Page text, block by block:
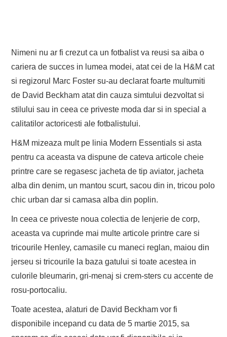
Nimeni nu ar fi crezut ca un fotbalist va reusi sa aiba o
cariera de succes in lumea modei, atat cei de la H&M cat
si regizorul Marc Foster su-au declarat foarte multumiti
de David Beckham atat din cauza simtului dezvoltat si
stilului sau in ceea ce priveste moda dar si in special a
calitatilor actoricesti ale fotbalistului.
H&M mizeaza mult pe linia Modern Essentials si asta
pentru ca aceasta va dispune de cateva articole cheie
printre care se regasesc jacheta de tip aviator, jacheta
alba din denim, un mantou scurt, sacou din in, tricou polo
chic urban dar si camasa alba din poplin.
In ceea ce priveste noua colectia de lenjerie de corp,
aceasta va cuprinde mai multe articole printre care si
tricourile Henley, camasile cu maneci reglan, maiou din
jerseu si tricourile la baza gatului si toate acestea in
culorile bleumarin, gri-menaj si crem-sters cu accente de
rosu-portocaliu.
Toate acestea, alaturi de David Beckham vor fi
disponibile incepand cu data de 5 martie 2015, sa